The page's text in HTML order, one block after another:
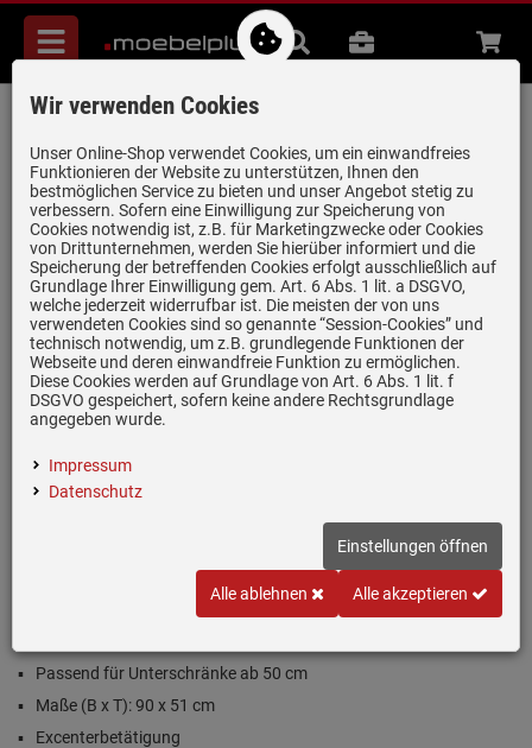
Menü
Suche
B2B Beratung
Systemceram Mera 90 Titan
Keramikspüle Excenterbetätigung
Artikel-Nummer:19946805 | Herstellernummer: 5074 02 78 |
EAN:4050697055087
Inklusive 5 Jahre Garantie
Passend für Unterschränke ab 50 cm
Maße (B x T): 90 x 51 cm
Excenterbetätigung
Wir verwenden Cookies
Unser Online-Shop verwendet Cookies, um ein einwandfreies
Funktionieren der Website zu unterstützen, Ihnen den
bestmöglichen Service zu bieten und unser Angebot stetig zu
verbessern. Sofern eine Einwilligung zur Speicherung von
Cookies notwendig ist, z.B. für Marketingzwecke oder Cookies
von Drittunternehmen, werden Sie hierüber informiert und die
Speicherung der betreffenden Cookies erfolgt ausschließlich auf
Grundlage Ihrer Einwilligung gem. Art. 6 Abs. 1 lit. a DSGVO,
welche jederzeit widerrufbar ist. Die meisten der von uns
verwendeten Cookies sind so genannte “Session-Cookies” und
technisch notwendig, um z.B. grundlegende Funktionen der
Webseite und deren einwandfreie Funktion zu ermöglichen.
Diese Cookies werden auf Grundlage von Art. 6 Abs. 1 lit. f
DSGVO gespeichert, sofern keine andere Rechtsgrundlage
angegeben wurde.
Impressum
Datenschutz
Einstellungen öffnen
Alle ablehnen Alle akzeptieren